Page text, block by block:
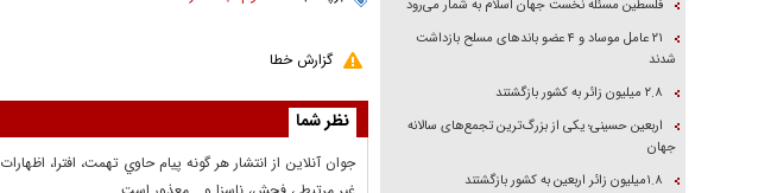
گزارش خطا
نظر شما
جوان آنلاين از انتشار هر گونه پيام حاوي تهمت، افترا، اظهارات
فلسطین مسئله نخست جهان اسلام به شمار می‌رود
۲۱ عامل موساد و ۴ عضو باند‌های مسلح بازداشت
شدند
۲.۸ میلیون زائر به کشور بازگشتند
اربعین حسینی؛ یکی از بزرگ‌ترین تجمع‌های سالانه
جهان
۱.۸میلیون زائر اربعین به کشور بازگشتند